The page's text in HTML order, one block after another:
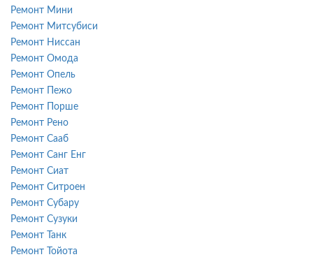
Ремонт Мини
Ремонт Митсубиси
Ремонт Ниссан
Ремонт Омода
Ремонт Опель
Ремонт Пежо
Ремонт Порше
Ремонт Рено
Ремонт Сааб
Ремонт Санг Енг
Ремонт Сиат
Ремонт Ситроен
Ремонт Субару
Ремонт Сузуки
Ремонт Танк
Ремонт Тойота